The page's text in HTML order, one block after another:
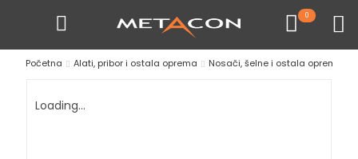
0
Početna Alati, pribor i ostala oprema Nosači, šelne i ostala oprema
Loading...